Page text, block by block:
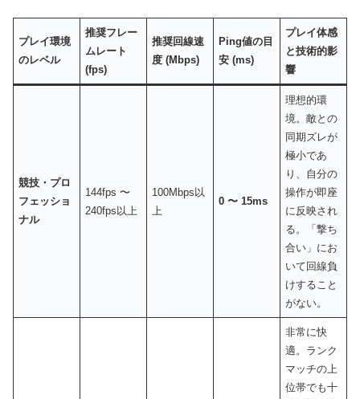
プレイ環境
のレベル
推奨フレー
ムレート
(fps)
推奨回線速
度 (Mbps)
Ping値の目
安 (ms)
プレイ体感
と技術的影
響
競技・プロ
フェッショ
ナル
144fps 〜
240fps以上
100Mbps以
上
0 〜 15ms
理想的環
境。敵との
同期ズレが
極小であ
り、自分の
操作が即座
に反映され
る。「撃ち
合い」にお
いて回線負
けすること
がない。
非常に快
適。ランク
マッチの上
位帯でも十